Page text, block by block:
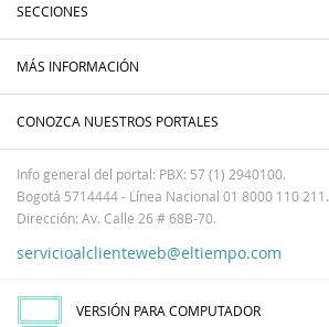
SECCIONES
MÁS INFORMACIÓN
CONOZCA NUESTROS PORTALES
Info general del portal: PBX: 57 (1) 2940100.
Bogotá 5714444 - Línea Nacional 01 8000 110 211.
Dirección: Av. Calle 26 # 68B-70.
servicioalclienteweb@eltiempo.com
VERSIÓN PARA COMPUTADOR